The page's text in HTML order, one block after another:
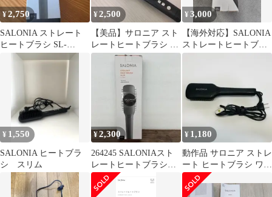
¥2,750
SALONIA ストレート
ヒートブラシ SL-
012BK
¥2,500
【美品】サロニア スト
レートヒートブラシ ワ
イド ブラック SL-
¥3,000
【海外対応】SALONIA
ストレートヒートブラ
シ スリム グレー 電気
¥ 1,550
SALONIA ヒートブラ
シ スリム
¥2,300
264245 SALONIAスト
レートヒートブラシ
SL-012BKS
¥ 1,180
動作品 サロニア ストレ
ート ヒートブラシ ワイ
ド SL-012BK m1110